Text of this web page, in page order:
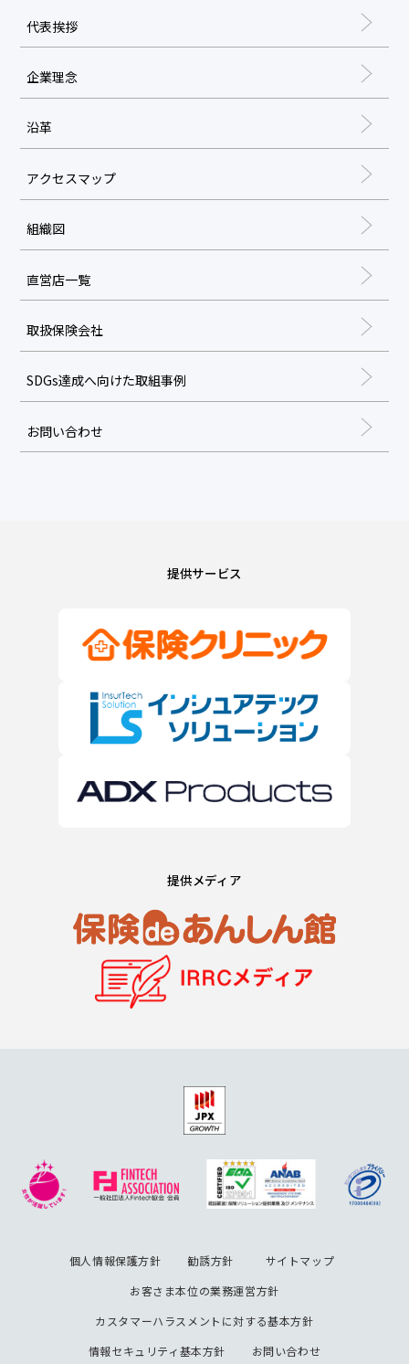
代表挨拶
企業理念
沿革
アクセスマップ
組織図
直営店一覧
取扱保険会社
SDGs達成へ向けた取組事例
お問い合わせ
提供サービス
提供メディア
個人情報保護方針 勧誘方針
サイトマップ
お客さま本位の業務運営方針
カスタマーハラスメントに対する基本方針
情報セキュリティ基本方針
お問い合わせ